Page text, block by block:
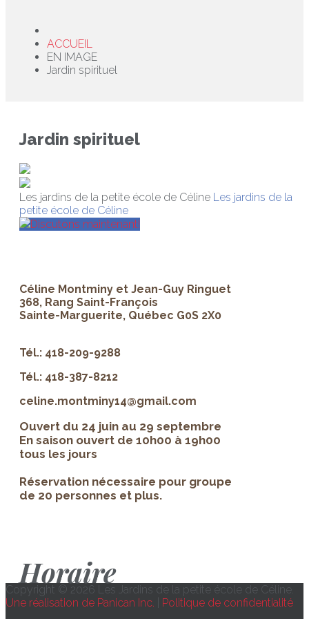
ACCUEIL
EN IMAGE
Jardin spirituel
Jardin spirituel
Les jardins de la petite école de Céline Les jardins de la
petite école de Céline
Discutons maintenant!
Céline Montminy et Jean-Guy Ringuet
368, Rang Saint-François
Sainte-Marguerite, Québec G0S 2X0
Tél.: 418-209-9288
Tél.: 418-387-8212
celine.montminy14@gmail.com
Ouvert du 24 juin au 29 septembre
En saison ouvert de 10h00 à 19h00
tous les jours
Réservation nécessaire pour groupe
de 20 personnes et plus.
Horaire
Copyright © 2026 Les Jardins de la petite école de Céline.
Une réalisation de Panican Inc.
Politique de confidentialité